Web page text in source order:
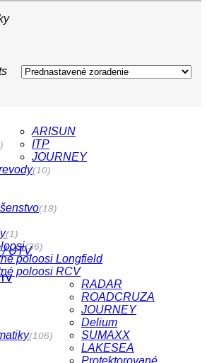
ARISUN
ITP
JOURNEY
(10)
(18)
(1)
(36)
poloosi Longfield
poloosi RCV
(106)
RADAR
ROADCRUZA
JOURNEY
Delium
SUMAXX
LAKESEA
Protektorované